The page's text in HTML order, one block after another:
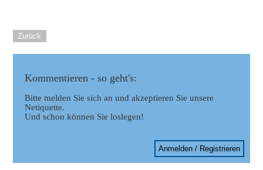
Zurück
Kommentieren - so geht's:
Bitte melden Sie sich an und akzeptieren Sie unsere
Netiquette.
Und schon können Sie loslegen!
Anmelden / Registrieren